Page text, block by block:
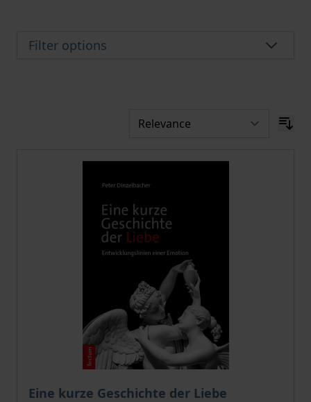
Filter options
Eine kurze Geschichte der Liebe
The price depends on the options chosen on the